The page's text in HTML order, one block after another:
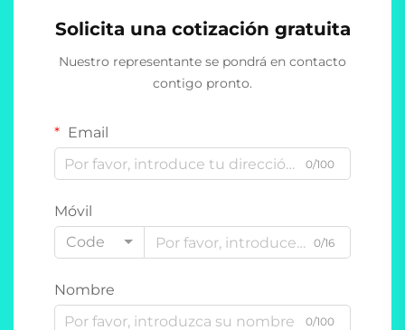
Solicita una cotización gratuita
Nuestro representante se pondrá en contacto
contigo pronto.
Email
0/100
Móvil
Code
0/16
Nombre
0/100